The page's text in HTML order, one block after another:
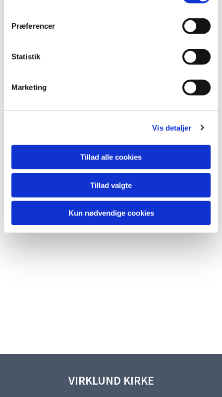
Præferencer
Statistik
Marketing
Vis detaljer
Tillad alle cookies
Tillad valgte
Kun nødvendige cookies
Du vil måske også kunne
VIRKLUND KIRKE